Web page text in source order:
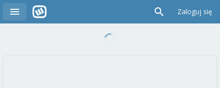
Zaloguj się